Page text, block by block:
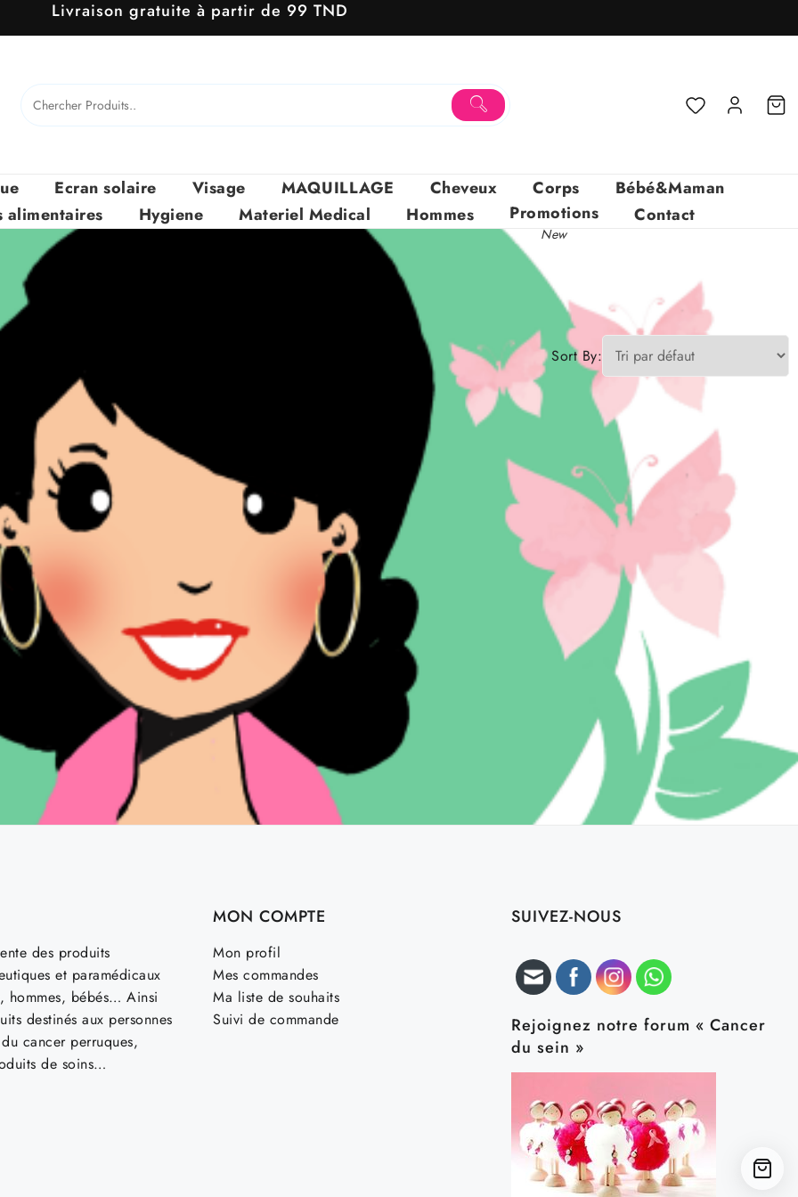
Livraison gratuite à partir de 99 TND
Ecran solaire Visage MAQUILLAGE Cheveux Corps
Bébé&Maman
alimentaires
Hygiene Materiel Medical Hommes Promotions
New
Contact
Sort By:
des produits
et paramédicaux
hommes, bébés… Ainsi
destinés aux personnes
cancer perruques,
de soins…
MON COMPTE
Mon profil
Mes commandes
Ma liste de souhaits
Suivi de commande
SUIVEZ-NOUS
Rejoignez notre forum « Cancer
du sein »